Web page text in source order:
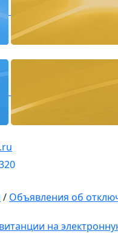
/ Объявления об
на